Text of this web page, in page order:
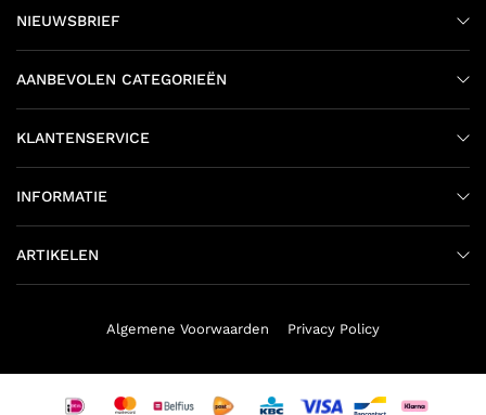
NIEUWSBRIEF
AANBEVOLEN CATEGORIEËN
KLANTENSERVICE
INFORMATIE
ARTIKELEN
Algemene Voorwaarden Privacy Policy